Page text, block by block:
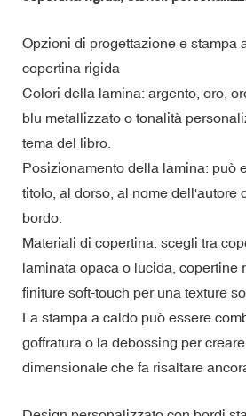
Opzioni di progettazione e stampa
copertina rigida
Colori della lamina: argento, oro,
blu metallizzato o tonalità
tema del libro.
Posizionamento della lamina: può
titolo, al dorso, al nome dell'autore
bordo.
Materiali di copertina: scegli tra
laminata opaca o lucida, copertine
finiture soft-touch per una texture
La stampa a caldo può essere
goffratura o la debossing per
dimensionale che fa risaltare